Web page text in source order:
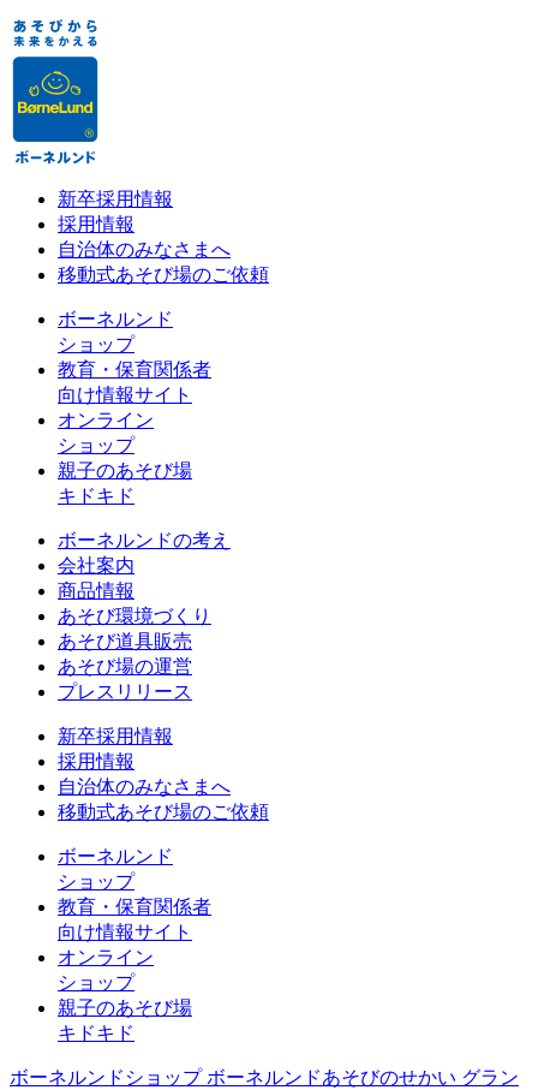
新卒採用情報
採用情報
自治体のみなさまへ
移動式あそび場のご依頼
ボーネルンド
ショップ
教育・保育関係者
向け情報サイト
オンライン
ショップ
親子のあそび場
キドキド
ボーネルンドの考え
会社案内
商品情報
あそび環境づくり
あそび道具販売
あそび場の運営
プレスリリース
新卒採用情報
採用情報
自治体のみなさまへ
移動式あそび場のご依頼
ボーネルンド
ショップ
教育・保育関係者
向け情報サイト
オンライン
ショップ
親子のあそび場
キドキド
ボーネルンドショップ ボーネルンドあそびのせかい グラン